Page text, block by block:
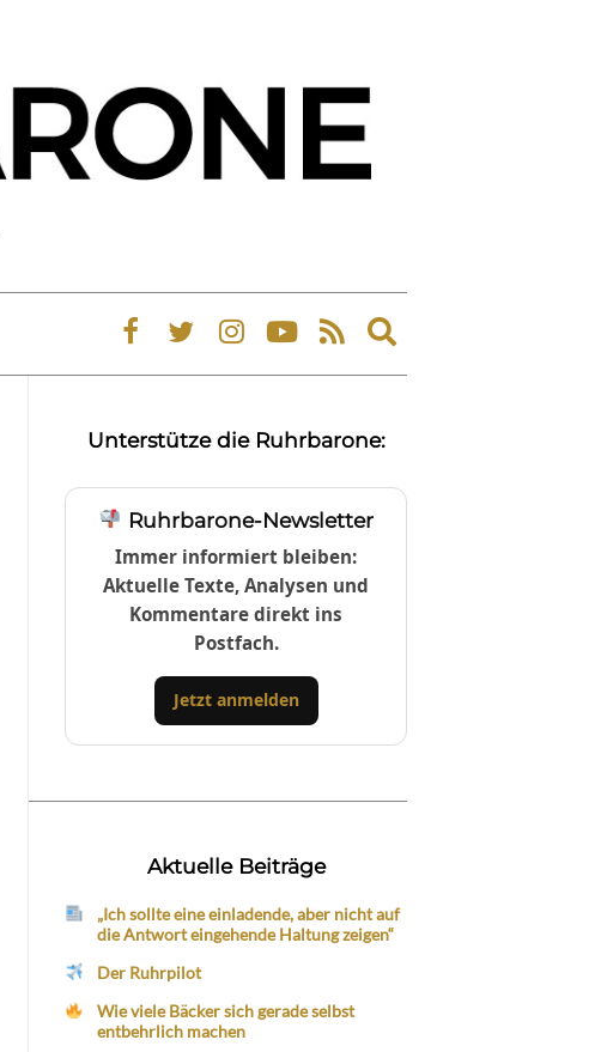
Expand
search
Unterstütze die Ruhrbarone:
Ruhrbarone-Newsletter
Immer informiert bleiben:
Aktuelle Texte, Analysen und
Kommentare direkt ins
Postfach.
Jetzt anmelden
Aktuelle Beiträge
„Ich sollte eine einladende, aber nicht auf
die Antwort eingehende Haltung zeigen“
Der Ruhrpilot
Wie viele Bäcker sich gerade selbst
entbehrlich machen